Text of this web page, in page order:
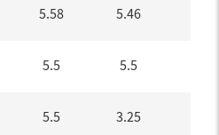
5.58 5.46
5.5 5.5
5.5 3.25